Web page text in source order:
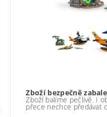
Zboží bezpečně
Zboží balíme pečlivě. I
přece nechce předávat